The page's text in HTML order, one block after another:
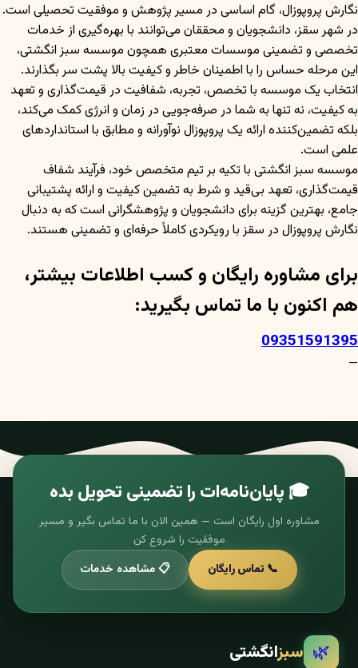
نگارش پروپوزال، گام اساسی در مسیر پژوهش و موفقیت تحصیلی است.
در شهر سقز، دانشجویان و محققان می‌توانند با بهره‌گیری از خدمات
تخصصی و تضمینی موسسات معتبری همچون موسسه سبز انگشتی،
این مرحله حساس را با اطمینان خاطر و کیفیت بالا پشت سر بگذارند.
انتخاب یک موسسه با تخصص، تجربه، شفافیت در قیمت‌گذاری و تعهد
به کیفیت، نه تنها به شما در صرفه‌جویی در زمان و انرژی کمک می‌کند،
بلکه تضمین‌کننده ارائه یک پروپوزال نوآورانه و مطابق با استانداردهای
علمی است.
موسسه سبز انگشتی با تکیه بر تیم متخصص خود، فرآیند شفاف
قیمت‌گذاری، تعهد بی‌قید و شرط به تضمین کیفیت و ارائه پشتیبانی
جامع، بهترین گزینه برای دانشجویان و پژوهشگرانی است که به دنبال
نگارش پروپوزال در سقز با رویکردی کاملاً حرفه‌ای و تضمینی هستند.
برای مشاوره رایگان و کسب اطلاعات بیشتر،
هم اکنون با ما تماس بگیرید:
09351591395
—
🎓 پایان‌نامه‌ات را تضمینی تحویل بده
مشاوره اول رایگان است — همین الان با ما تماس بگیر و مسیر
موفقیت را شروع کن
📞 تماس رایگان
📋 مشاهده خدمات
🌿 سبزانگشتی